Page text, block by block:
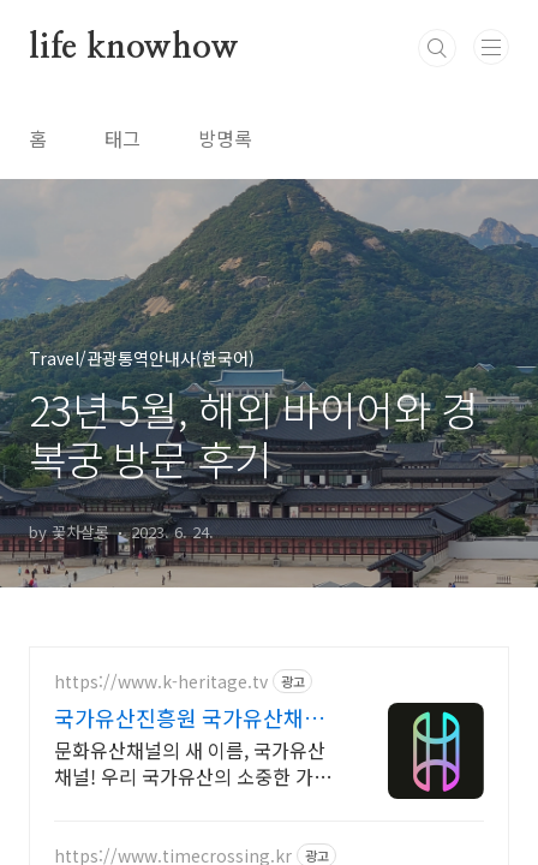
life knowhow
홈 태그 방명록
Travel/관광통역안내사(한국어)
23년 5월, 해외 바이어와 경
복궁 방문 후기
by 꽃차살롱 2023. 6. 24.
https://www.k-heritage.tv 광고
국가유산진흥원 국가유산채널
한국의 세계유산 영상
문화유산채널의 새 이름, 국가유산
채널! 우리 국가유산의 소중한 가치
https://www.timecrossing.kr 광고